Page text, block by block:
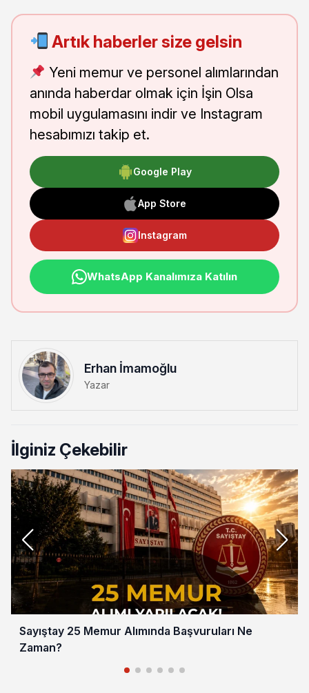
Artık haberler size gelsin
Yeni memur ve personel alımlarından
anında haberdar olmak için İşin Olsa
mobil uygulamasını indir ve Instagram
hesabımızı takip et.
Google Play
App Store
Instagram
WhatsApp Kanalımıza Katılın
Erhan İmamoğlu
Yazar
İlginiz Çekebilir
Sayıştay 25 Memur Alımında Başvuruları Ne
Zaman?